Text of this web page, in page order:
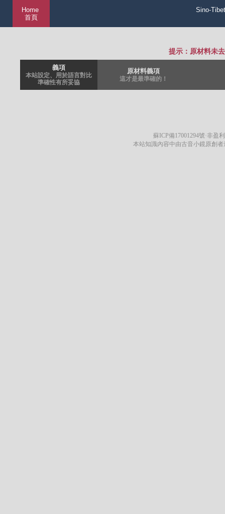
Home
首頁
Sino-
提示：原材料未
義項
本站設定、用於語言對比
準確性有所妥協
原材料義項
這才是最準確的！
蘇ICP備17001294號·非盈
本站知識內容中由古音小鏡原創